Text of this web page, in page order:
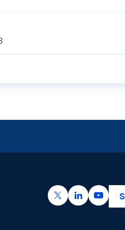
https://x.com/
https://